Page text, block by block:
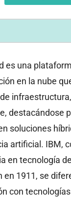
es una
en la nube
destacándose
soluciones
artificial. IBM,
en tecnología
en 1911, se
con